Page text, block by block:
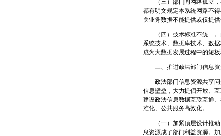
（三）部门间网络孤立，
都有明文规定本系统网路不
关业务数据不能提供或仅提
（四）技术标准不统一。
系统技术、数据库技术、数
成为大数据发展过程中的短
三、推进政法部门信息资
政法部门信息资源共享问
信息壁垒，大力提倡开放、
建设政法信息数据互联互通
准化、公共服务高效化。
（一）加紧顶层设计推动
息资源成了部门利益资源。